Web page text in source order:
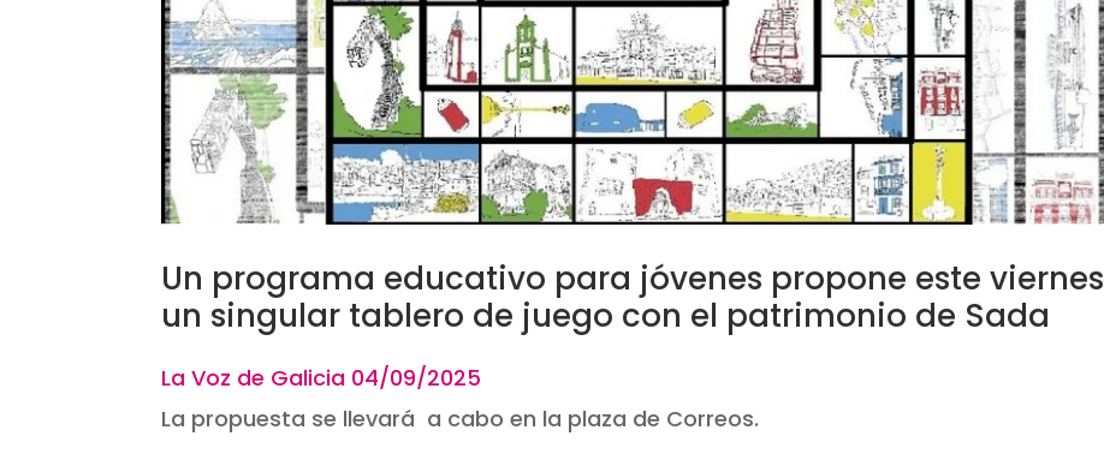
Un programa educativo para jóvenes propone este viernes
un singular tablero de juego con el patrimonio de Sada
La Voz de Galicia 04/09/2025
La propuesta se llevará a cabo en la plaza de Correos.